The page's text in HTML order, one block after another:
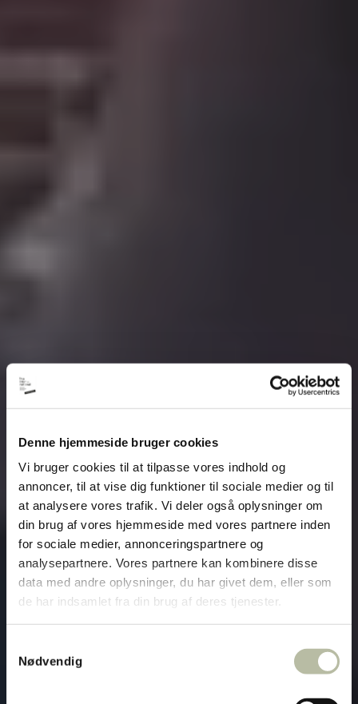
Denne hjemmeside bruger cookies
Vi bruger cookies til at tilpasse vores indhold og
annoncer, til at vise dig funktioner til sociale medier og til
at analysere vores trafik. Vi deler også oplysninger om
din brug af vores hjemmeside med vores partnere inden
for sociale medier, annonceringspartnere og
analysepartnere. Vores partnere kan kombinere disse
data med andre oplysninger, du har givet dem, eller som
de har indsamlet fra din brug af deres tjenester.
Nødvendig